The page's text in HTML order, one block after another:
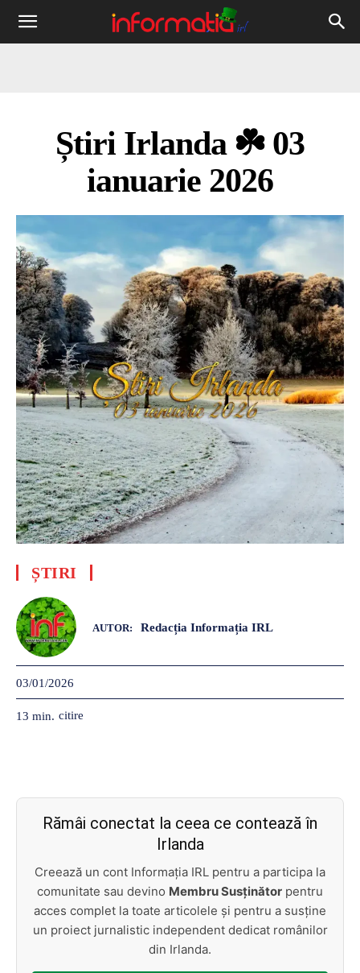
Informația
Știri Irlanda ☘️ 03
ianuarie 2026
ȘTIRI
AUTOR: Redacția Informația IRL
03/01/2026
13 min. citire
Rămâi conectat la ceea ce contează în
Irlanda
Creează un cont Informația IRL pentru a participa la
comunitate sau devino Membru Susținător pentru
acces complet la toate articolele și pentru a susține
un proiect jurnalistic independent dedicat românilor
din Irlanda.